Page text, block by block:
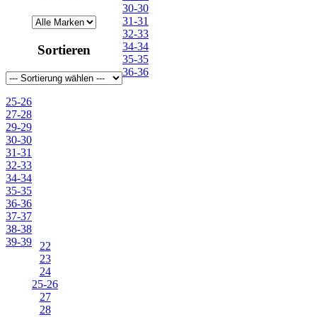
31
32
33
34-34
Sortieren
30-30
31-31
32-33
34-34
35-35
36-36
25-26
27-28
29-29
30-30
31-31
32-33
34-34
35-35
36-36
37-37
38-38
39-39
22
23
24
25-26
27
28